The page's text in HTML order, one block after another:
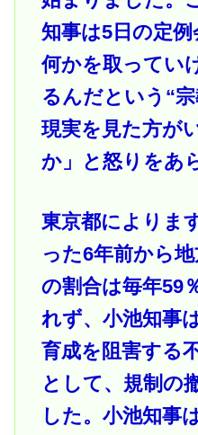
知事は5日の定
何かを取ってい
るんだという“
現実を見た方が
か」と怒りをあ
東京都によりま
った6年前から
の割合は毎年59
れず、小池知事
育成を阻害する
として、規制の
した。小池知事